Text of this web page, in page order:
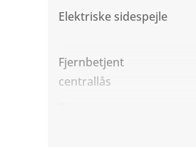
Automatisk klimaanlæg
Elektriske sidespejle
Fjernbetjent
centrallås